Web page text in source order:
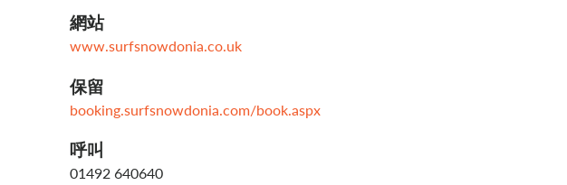
網站
www.surfsnowdonia.co.uk
保留
booking.surfsnowdonia.com/book.aspx
呼叫
01492 640640